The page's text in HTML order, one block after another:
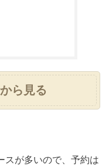
ら見る
スが多いので、予約は